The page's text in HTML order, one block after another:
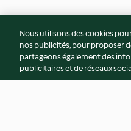
Nous utilisons des cookies
nos publicités, pour proposer
partageons également des
publicitaires et de réseaux